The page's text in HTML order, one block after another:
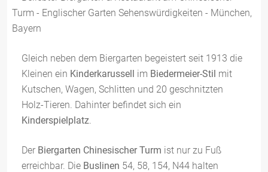
Gleich neben dem Biergarten begeistert seit 1913 die
Kleinen ein Kinderkarussell im Biedermeier-Stil mit
Kutschen, Wagen, Schlitten und 20 geschnitzten
Holz-Tieren. Dahinter befindet sich ein
Kinderspielplatz.
Der Biergarten Chinesischer Turm ist nur zu Fuß
erreichbar. Die Buslinen 54, 58, 154, N44 halten